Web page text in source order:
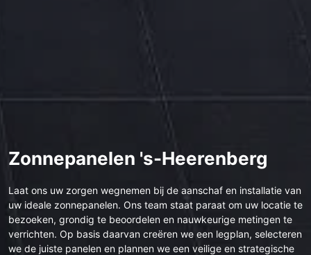
Zonnepanelen 's-Heerenberg
Laat ons uw zorgen wegnemen bij de aanschaf en installatie van
uw ideale zonnepanelen. Ons team staat paraat om uw locatie te
bezoeken, grondig te beoordelen en nauwkeurige metingen te
verrichten. Op basis daarvan creëren we een legplan, selecteren
we de juiste panelen en plannen we een veilige en strategische